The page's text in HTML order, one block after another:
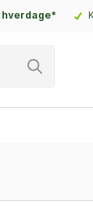
hverdage*